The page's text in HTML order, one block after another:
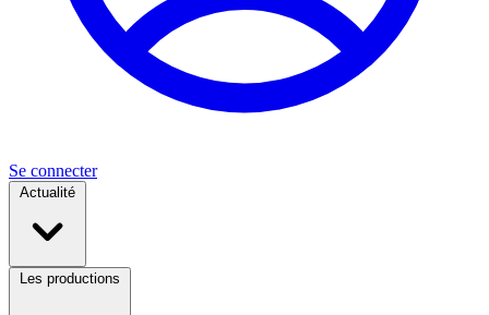
Se connecter
Actualité
Les productions